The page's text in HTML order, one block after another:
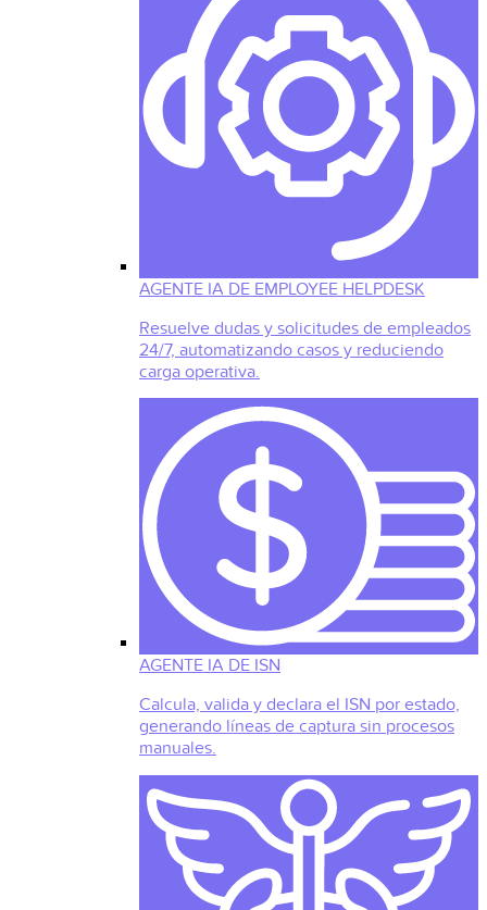
AGENTE IA DE EMPLOYEE HELPDESK
Resuelve dudas y solicitudes de empleados
24/7, automatizando casos y reduciendo
carga operativa.
AGENTE IA DE ISN
Calcula, valida y declara el ISN por estado,
generando líneas de captura sin procesos
manuales.